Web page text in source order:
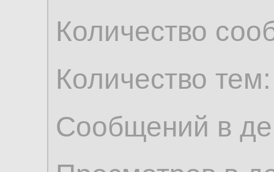
Количество
Количество
Сообщений в